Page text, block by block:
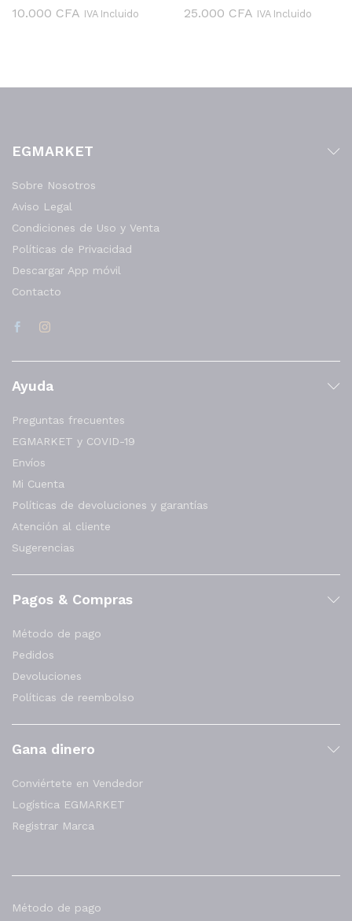
10.000 CFA IVA Incluido 25.000 CFA IVA Incluido
EGMARKET
Sobre Nosotros
Aviso Legal
Condiciones de Uso y Venta
Políticas de Privacidad
Descargar App móvil
Contacto
Ayuda
Preguntas frecuentes
EGMARKET y COVID-19
Envíos
Mi Cuenta
Políticas de devoluciones y garantías
Atención al cliente
Sugerencias
Pagos & Compras
Método de pago
Pedidos
Devoluciones
Políticas de reembolso
Gana dinero
Conviértete en Vendedor
Logística EGMARKET
Registrar Marca
Método de pago